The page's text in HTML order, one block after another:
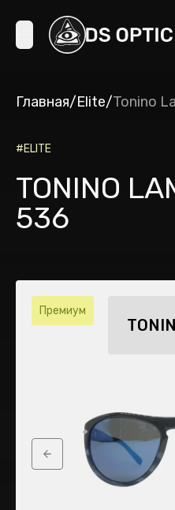
Главная/Elite/Tonino
#ELITE
TONINO
536
Премиум
Previous slide